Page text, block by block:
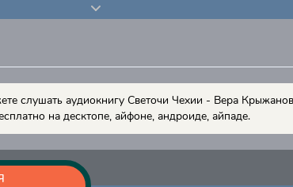
слушать аудиокнигу Светочи Чехии - Вера
на десктопе, айфоне, андроиде, айпаде.